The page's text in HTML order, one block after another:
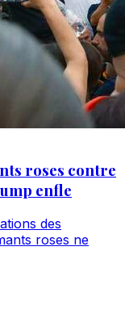
roses contre
enfle
des
roses ne